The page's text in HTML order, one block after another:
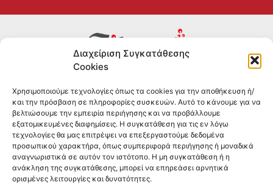
Διαχείριση Συγκατάθεσης
Cookies
Χρησιμοποιούμε τεχνολογίες όπως τα cookies για την αποθήκευση ή/
και την πρόσβαση σε πληροφορίες συσκευών. Αυτό το κάνουμε για να
βελτιώσουμε την εμπειρία περιήγησης και να προβάλλουμε
εξατομικευμένες διαφημίσεις. Η συγκατάθεση για τις εν λόγω
τεχνολογίες θα μας επιτρέψει να επεξεργαστούμε δεδομένα
προσωπικού χαρακτήρα, όπως συμπεριφορά περιήγησης ή μοναδικά
αναγνωριστικά σε αυτόν τον ιστότοπο. Η μη συγκατάθεση ή η
ανάκληση της συγκατάθεσης, μπορεί να επηρεάσει αρνητικά
ορισμένες λειτουργίες και δυνατότητες.
θέλουν να βελτιώσουν τη διατροφή και την υγεία τους.
Επώνυμα brands και εμπειρία ετών στο χώρο.
ΠΛΗΡΟΦΟΡΙΕΣ
-ΤΗΛ:2551 181428
–ΟΡΟΙ & ΠΡΟΣΩΠΙΚΑ ΔΕΔΟΜΕΝΑ